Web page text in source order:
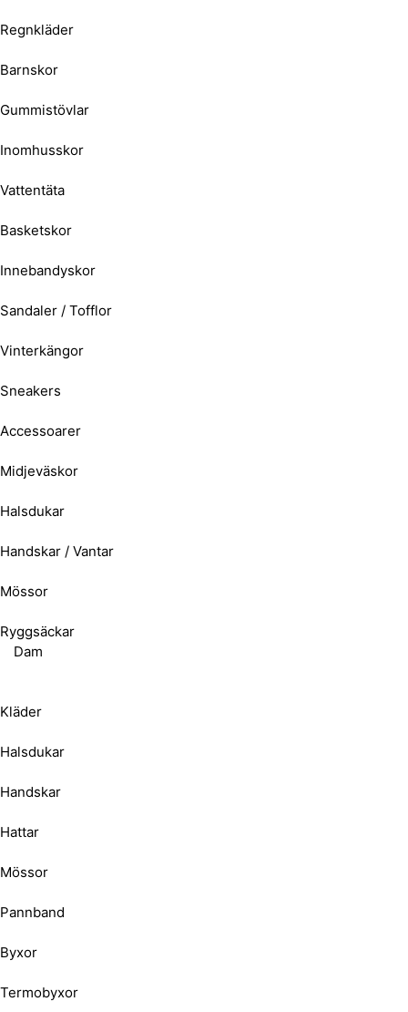
Regnkläder
Barnskor
Gummistövlar
Inomhusskor
Vattentäta
Basketskor
Innebandyskor
Sandaler / Tofflor
Vinterkängor
Sneakers
Accessoarer
Midjeväskor
Halsdukar
Handskar / Vantar
Mössor
Ryggsäckar
Dam
Kläder
Halsdukar
Handskar
Hattar
Mössor
Pannband
Byxor
Termobyxor